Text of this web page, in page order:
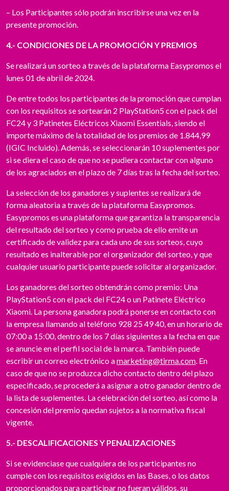
– Los Participantes sólo podrán inscribirse una vez en la
presente promoción.
4.- CONDICIONES DE LA PROMOCIÓN Y PREMIOS
Se realizará un sorteo a través de la plataforma Easypromos el
lunes 01 de abril de 2024.
De entre todos los participantes de la promoción que cumplan
con los requisitos se sortearán 2 PlayStation5 con el pack del
FC24 y 3 Patinetes Eléctricos Xiaomi Essentials, siendo el
importe máximo de la totalidad de los premios de 1.844,99
(IGIC Incluido). Además, se seleccionarán 10 suplementes por
si se diera el caso de que no se pudiera contactar con alguno
de los agraciados en el plazo de 7 días tras la fecha del sorteo.
La selección de los ganadores y suplentes se realizará de
forma aleatoria a través de la plataforma Easypromos.
Easypromos es una plataforma que garantiza la transparencia
del resultado del sorteo y como prueba de ello emite un
certificado de validez para cada uno de sus sorteos, cuyo
resultado es inalterable por el organizador del sorteo, y que
cualquier usuario participante puede solicitar al organizador.
Los ganadores del sorteo obtendrán como premio: Una
PlayStation5 con el pack del FC24 o un Patinete Eléctrico
Xiaomi. La persona ganadora podrá ponerse en contacto con
la empresa llamando al teléfono 928 25 49 40, en un horario de
07:00 a 15:00, dentro de los 7 días siguientes a la fecha en que
se anuncie en el perfil social de la marca. También puede
escribir un correo electrónico amarketing@tirma.com. En
caso de que no se produzca dicho contacto dentro del plazo
especificado, se procederá a asignar a otro ganador dentro de
la lista de suplementes. La celebración del sorteo, así como la
concesión del premio quedan sujetos a la normativa fiscal
vigente.
5.- DESCALIFICACIONES Y PENALIZACIONES
Si se evidenciase que cualquiera de los participantes no
cumple con los requisitos exigidos en las Bases, o los datos
proporcionados para participar no fueran válidos, su